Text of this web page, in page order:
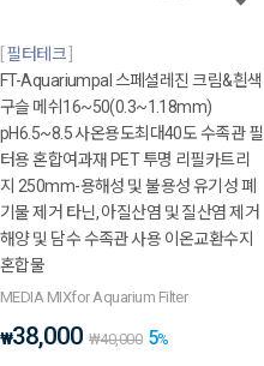
필터테크
FT-Aquariumpal 스페셜레진 크림&흰색
구슬 메쉬16~50(0.3~1.18mm)
pH6.5~8.5 사온용도최대40도 수족관 필
터용 혼합여과재 PET 투명 리필카트리
지 250mm-용해성 및 불용성 유기성 폐
기물 제거 타닌, 아질산염 및 질산염 제거
해양 및 담수 수족관 사용 이온교환수지
혼합물
MEDIA MIXfor Aquarium Filter
₩38,000 ₩40,000 5%